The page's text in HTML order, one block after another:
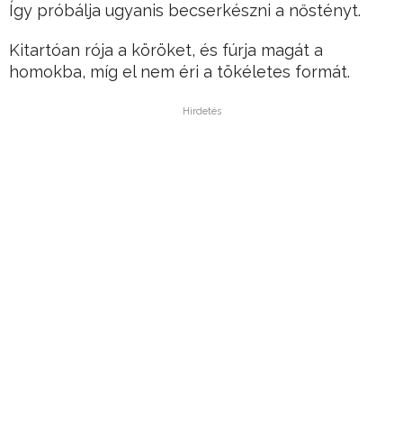
Így próbálja ugyanis becserkészni a nőstényt.
Kitartóan rója a köröket, és fúrja magát a
homokba, míg el nem éri a tökéletes formát.
Hirdetés